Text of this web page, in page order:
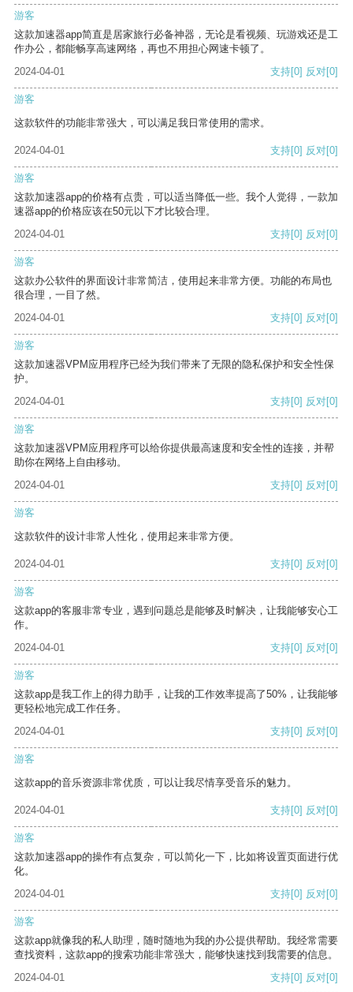
游客
这款加速器app简直是居家旅行必备神器，无论是看视频、玩游戏还是工
作办公，都能畅享高速网络，再也不用担心网速卡顿了。
2024-04-01
支持[0] 反对[0]
游客
这款软件的功能非常强大，可以满足我日常使用的需求。
2024-04-01 支持[0] 反对[0]
游客
这款加速器app的价格有点贵，可以适当降低一些。我个人觉得，一款加
速器app的价格应该在50元以下才比较合理。
2024-04-01
支持[0] 反对[0]
游客
这款办公软件的界面设计非常简洁，使用起来非常方便。功能的布局也
很合理，一目了然。
2024-04-01
支持[0] 反对[0]
游客
这款加速器VPM应用程序已经为我们带来了无限的隐私保护和安全性保
护。
2024-04-01
支持[0] 反对[0]
游客
这款加速器VPM应用程序可以给你提供最高速度和安全性的连接，并帮
助你在网络上自由移动。
2024-04-01
支持[0] 反对[0]
游客
这款软件的设计非常人性化，使用起来非常方便。
2024-04-01 支持[0] 反对[0]
游客
这款app的客服非常专业，遇到问题总是能够及时解决，让我能够安心工
作。
2024-04-01
支持[0] 反对[0]
游客
这款app是我工作上的得力助手，让我的工作效率提高了50%，让我能够
更轻松地完成工作任务。
2024-04-01
支持[0] 反对[0]
游客
这款app的音乐资源非常优质，可以让我尽情享受音乐的魅力。
2024-04-01 支持[0] 反对[0]
游客
这款加速器app的操作有点复杂，可以简化一下，比如将设置页面进行优
化。
2024-04-01
支持[0] 反对[0]
游客
这款app就像我的私人助理，随时随地为我的办公提供帮助。我经常需要
查找资料，这款app的搜索功能非常强大，能够快速找到我需要的信息。
2024-04-01
支持[0] 反对[0]